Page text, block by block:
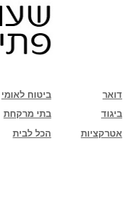
ביטוח לאומי
דואר
בתי מרקחת
ביגוד
הכל לבית אטרקציות